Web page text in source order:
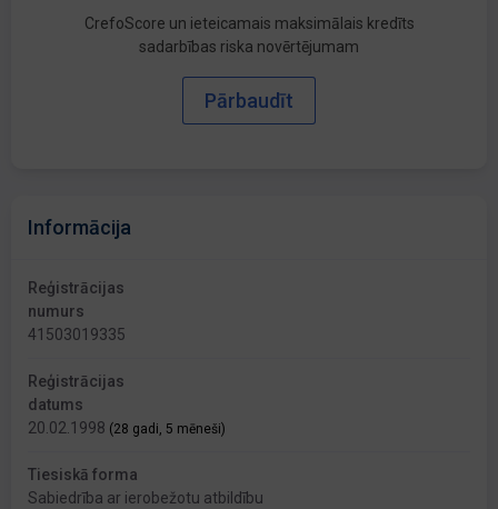
CrefoScore un ieteicamais maksimālais kredīts
sadarbības riska novērtējumam
Pārbaudīt
Informācija
Reģistrācijas
numurs
41503019335
Reģistrācijas
datums
20.02.1998 (28 gadi, 5 mēneši)
Tiesiskā forma
Sabiedrība ar ierobežotu atbildību